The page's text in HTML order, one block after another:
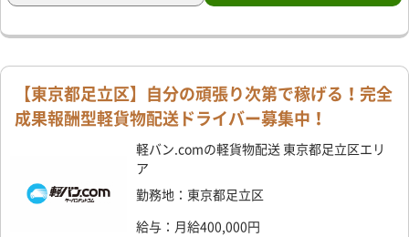
【東京都足立区】自分の頑張り次第で稼げる！完全
成果報酬型軽貨物配送ドライバー募集中！
軽バン.comの軽貨物配送 東京都足立区エリ
ア
勤務地：東京都足立区
給与：月給400,000円